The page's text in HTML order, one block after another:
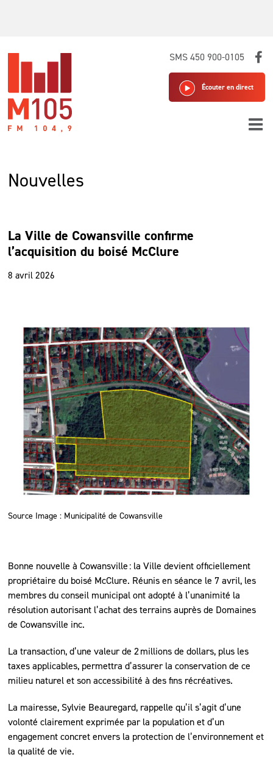
SMS 450 900-0105
Écouter en direct
Nouvelles
La Ville de Cowansville confirme
l’acquisition du boisé McClure
8 avril 2026
Source Image : Municipalité de Cowansville
Bonne nouvelle à Cowansville : la Ville devient officiellement
propriétaire du boisé McClure. Réunis en séance le 7 avril, les
membres du conseil municipal ont adopté à l’unanimité la
résolution autorisant l’achat des terrains auprès de Domaines
de Cowansville inc.
La transaction, d’une valeur de 2 millions de dollars, plus les
taxes applicables, permettra d’assurer la conservation de ce
milieu naturel et son accessibilité à des fins récréatives.
La mairesse, Sylvie Beauregard, rappelle qu’il s’agit d’une
volonté clairement exprimée par la population et d’un
engagement concret envers la protection de l’environnement et
la qualité de vie.